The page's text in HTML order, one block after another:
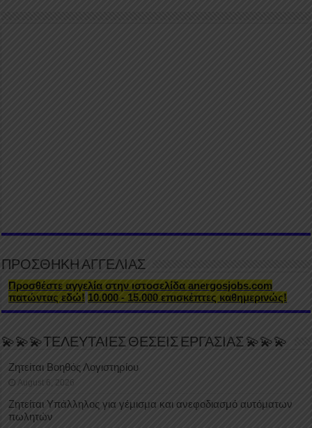
ΠΡΟΣΘΗΚΗ ΑΓΓΕΛΙΑΣ
Προσθέστε αγγελία στην ιστοσελίδα anergosjobs.com
πατώντας εδώ! 10.000 - 15.000 επισκέπτες καθημερινώς!
💫💫💫ΤΕΛΕΥΤΑΙΕΣ ΘΕΣΕΙΣ ΕΡΓΑΣΙΑΣ 💫💫💫
Ζητείται Βοηθός Λογιστηρίου
August 6, 2026
Ζητείται Υπάλληλος για γέμισμα και ανεφοδιασμό αυτόματων
πωλητών